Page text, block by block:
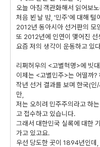
오늘 아침 객관화해서 읽어보노
처음 뵌 날 밤, '민주'에 대해 털
2012년 동아시아 선거판의 모
또 2012년에 인연이 맺어진 선
요즘 저의 생각이 운동하고 있
리쩌허우의 <고별혁명>에 빗대
이제는 <고별민주>는 어떨까?
작년 선거 결과를 보며 한국(인
만,
저는 오히려 민주주의라고 하
고 접수하고 있습니다.
그래서 대한민국 실록에 대한
가고 있고요.
우선 당도한 곳이 1894년인데